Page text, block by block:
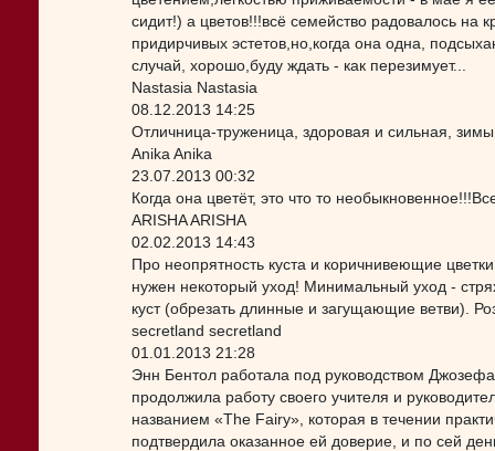
сидит!) а цветов!!!всё семейство радовалось на
придирчивых эстетов,но,когда она одна,
случай, хорошо,буду ждать - как перезимует...
Nastasia Nastasia
08.12.2013 14:25
Отличница-труженица, здоровая и сильная,
Anika Anika
23.07.2013 00:32
Когда она цветёт, это что то
ARISHA ARISHA
02.02.2013 14:43
Про неопрятность куста и коричнивеющие
нужен некоторый уход! Минимальный уход -
куст (обрезать длинные и загущающие ветви).
secretland secretland
01.01.2013 21:28
Энн Бентол работала под руководством
продолжила работу своего учителя и
названием «The Fairy», которая в течении
подтвердила оказанное ей доверие, и по сей